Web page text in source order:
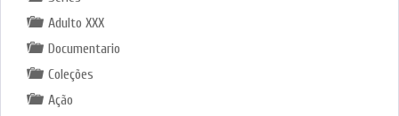
Adulto XXX
Documentario
Coleções
Ação